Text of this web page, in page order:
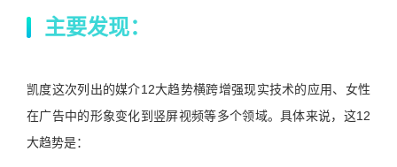
主要发现：
凯度这次列出的媒介12大趋势横跨增强现实技术的应用、女性
在广告中的形象变化到竖屏视频等多个领域。具体来说，这12
大趋势是：